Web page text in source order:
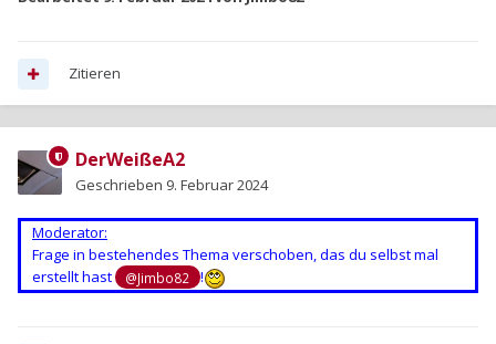
Zitieren
DerWeißeA2
Geschrieben 9. Februar 2024
Moderator:
Frage in bestehendes Thema verschoben, das du selbst mal
erstellt hast
@Jimbo82 !